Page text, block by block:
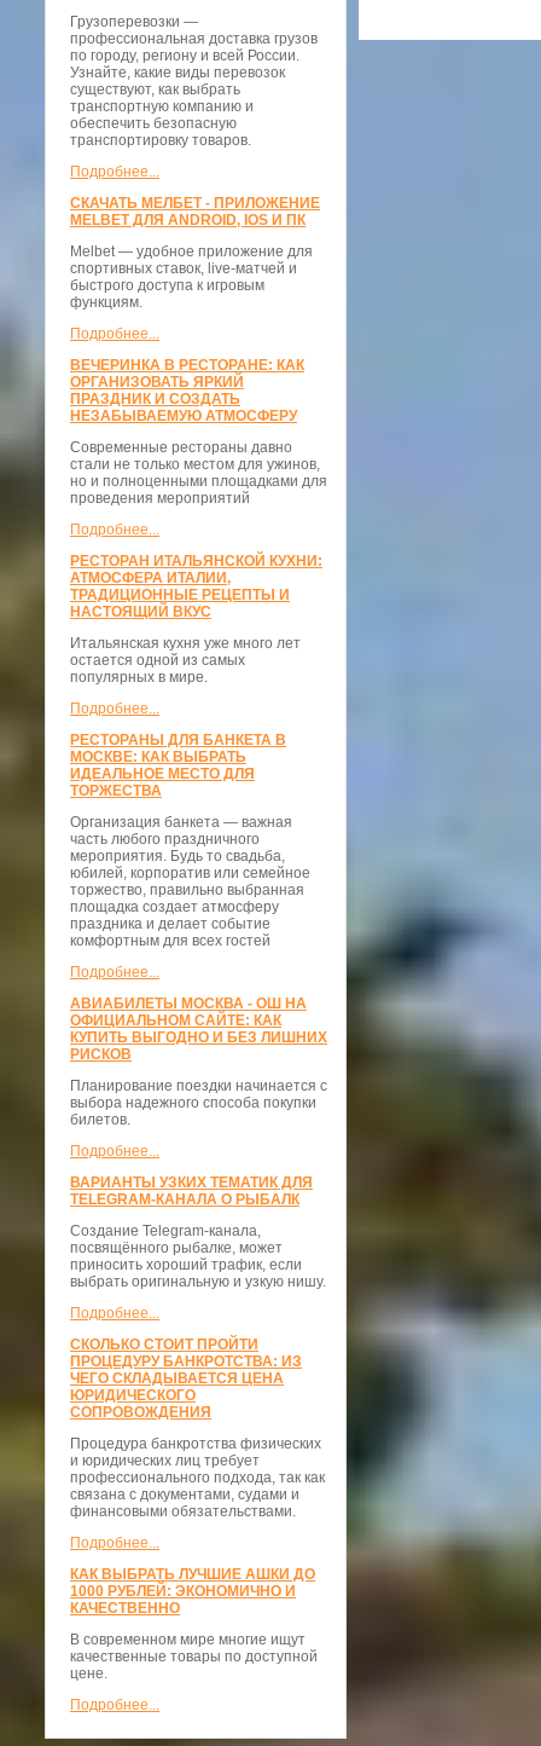
Грузоперевозки —
профессиональная доставка грузов
по городу, региону и всей России.
Узнайте, какие виды перевозок
существуют, как выбрать
транспортную компанию и
обеспечить безопасную
транспортировку товаров.
Подробнее...
СКАЧАТЬ МЕЛБЕТ - ПРИЛОЖЕНИЕ
MELBET ДЛЯ ANDROID, IOS И ПК
Melbet — удобное приложение для
спортивных ставок, live-матчей и
быстрого доступа к игровым
функциям.
Подробнее...
ВЕЧЕРИНКА В РЕСТОРАНЕ: КАК
ОРГАНИЗОВАТЬ ЯРКИЙ
ПРАЗДНИК И СОЗДАТЬ
НЕЗАБЫВАЕМУЮ АТМОСФЕРУ
Современные рестораны давно
стали не только местом для ужинов,
но и полноценными площадками для
проведения мероприятий
Подробнее...
РЕСТОРАН ИТАЛЬЯНСКОЙ КУХНИ:
АТМОСФЕРА ИТАЛИИ,
ТРАДИЦИОННЫЕ РЕЦЕПТЫ И
НАСТОЯЩИЙ ВКУС
Итальянская кухня уже много лет
остается одной из самых
популярных в мире.
Подробнее...
РЕСТОРАНЫ ДЛЯ БАНКЕТА В
МОСКВЕ: КАК ВЫБРАТЬ
ИДЕАЛЬНОЕ МЕСТО ДЛЯ
ТОРЖЕСТВА
Организация банкета — важная
часть любого праздничного
мероприятия. Будь то свадьба,
юбилей, корпоратив или семейное
торжество, правильно выбранная
площадка создает атмосферу
праздника и делает событие
комфортным для всех гостей
Подробнее...
АВИАБИЛЕТЫ МОСКВА - ОШ НА
ОФИЦИАЛЬНОМ САЙТЕ: КАК
КУПИТЬ ВЫГОДНО И БЕЗ ЛИШНИХ
РИСКОВ
Планирование поездки начинается с
выбора надежного способа покупки
билетов.
Подробнее...
ВАРИАНТЫ УЗКИХ ТЕМАТИК ДЛЯ
TELEGRAM-КАНАЛА О РЫБАЛК
Создание Telegram-канала,
посвящённого рыбалке, может
приносить хороший трафик, если
выбрать оригинальную и узкую нишу.
Подробнее...
СКОЛЬКО СТОИТ ПРОЙТИ
ПРОЦЕДУРУ БАНКРОТСТВА: ИЗ
ЧЕГО СКЛАДЫВАЕТСЯ ЦЕНА
ЮРИДИЧЕСКОГО
СОПРОВОЖДЕНИЯ
Процедура банкротства физических
и юридических лиц требует
профессионального подхода, так как
связана с документами, судами и
финансовыми обязательствами.
Подробнее...
КАК ВЫБРАТЬ ЛУЧШИЕ АШКИ ДО
1000 РУБЛЕЙ: ЭКОНОМИЧНО И
КАЧЕСТВЕННО
В современном мире многие ищут
качественные товары по доступной
цене.
Подробнее...